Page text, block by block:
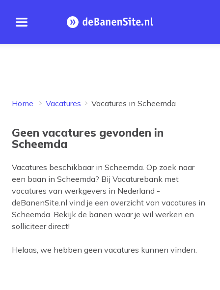
Open menu Homepage
Home Vacatures Vacatures in Scheemda
Geen vacatures gevonden in
Scheemda
Vacatures beschikbaar in Scheemda. Op zoek naar
een baan in Scheemda? Bij Vacaturebank met
vacatures van werkgevers in Nederland -
deBanenSite.nl vind je een overzicht van vacatures in
Scheemda. Bekijk de banen waar je wil werken en
solliciteer direct!
Helaas, we hebben geen vacatures kunnen vinden.